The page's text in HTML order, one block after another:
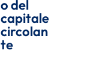
o del
capitale
circolan
te